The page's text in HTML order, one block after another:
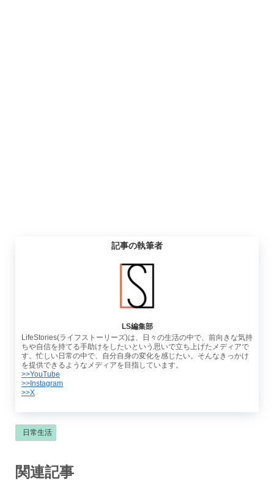
記事の執筆者
LS編集部
LifeStories(ライフストーリーズ)は、日々の生活の中で、前向きな気持
ちや自信を持てる手助けをしたいという思いで立ち上げたメディアで
す。忙しい日常の中で、自分自身の変化を感じたい。そんなきっかけ
を提供できるようなメディアを目指しています。
>>YouTube
>>Instagram
>>X
日常生活
関連記事